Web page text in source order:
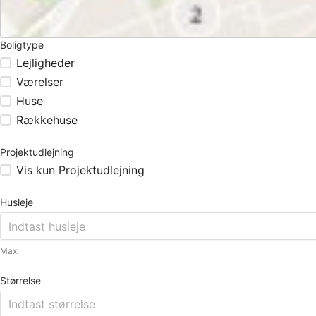
Boligtype
Lejligheder
Værelser
Huse
Rækkehuse
Projektudlejning
Vis kun Projektudlejning
Husleje
Max.
Størrelse